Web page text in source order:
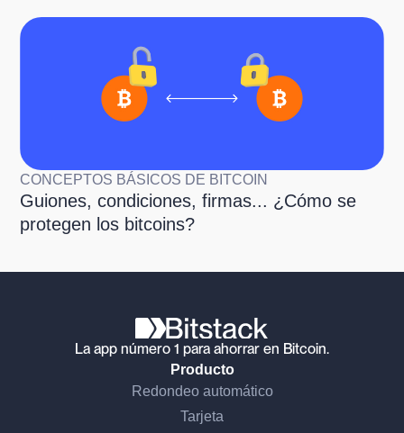
CONCEPTOS BÁSICOS DE BITCOIN
Guiones, condiciones, firmas... ¿Cómo se
protegen los bitcoins?
La app número 1 para ahorrar en Bitcoin.
Producto
Redondeo automático
Tarjeta